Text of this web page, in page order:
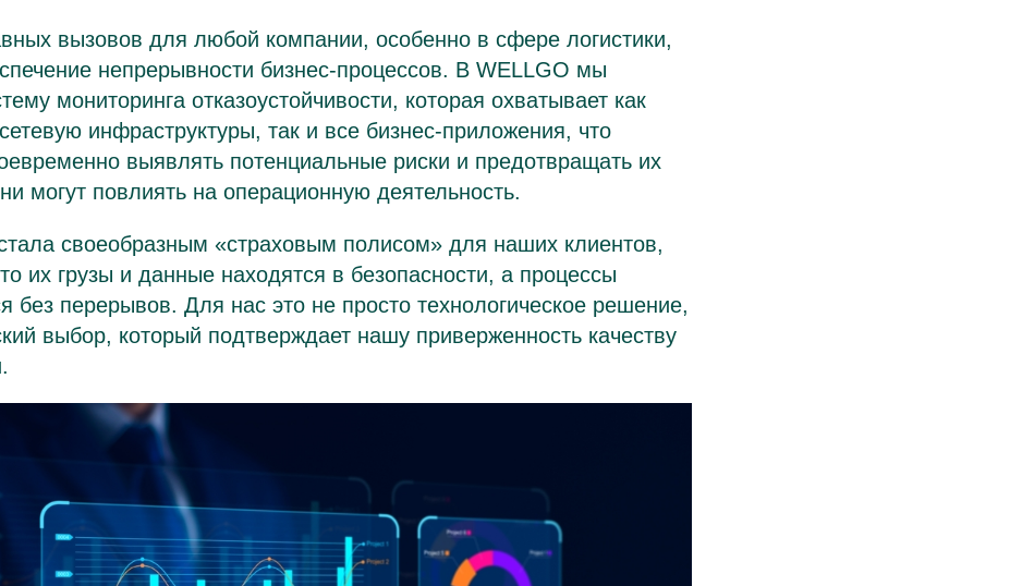
вызовов для любой компании, особенно в сфере логистики,
непрерывности бизнес-процессов. В WELLGO мы
мониторинга отказоустойчивости, которая охватывает как
инфраструктуры, так и все бизнес-приложения, что
выявлять потенциальные риски и предотвращать их
могут повлиять на операционную деятельность.
своеобразным «страховым полисом» для наших клиентов,
их грузы и данные находятся в безопасности, а процессы
без перерывов. Для нас это не просто технологическое решение,
выбор, который подтверждает нашу приверженность качеству